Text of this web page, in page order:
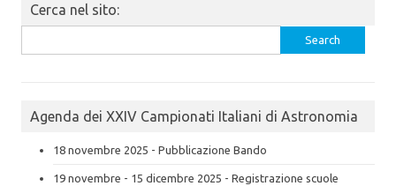
Cerca nel sito:
for:
Agenda dei XXIV Campionati Italiani di Astronomia
18 novembre 2025 - Pubblicazione Bando
19 novembre - 15 dicembre 2025 - Registrazione scuole